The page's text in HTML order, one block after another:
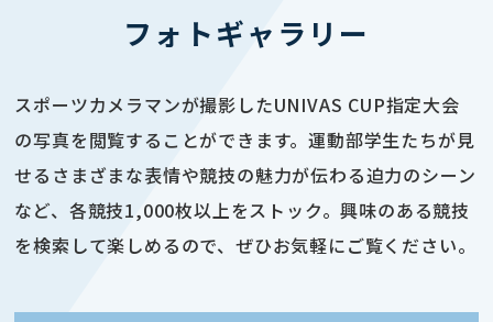
フォトギャラリー
スポーツカメラマンが撮影したUNIVAS CUP指定大会
の写真を閲覧することができます。運動部学生たちが見
せるさまざまな表情や競技の魅力が伝わる迫力のシーン
など、各競技1,000枚以上をストック。興味のある競技
を検索して楽しめるので、ぜひお気軽にご覧ください。